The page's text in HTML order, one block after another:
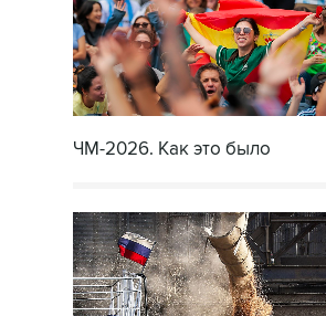
ЧМ-2026. Как это было